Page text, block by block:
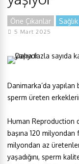
Öne Çıkanlar Sağlık
5 Mart 2025
Danimarka’da
sperm üreten
Human Reproduction
başına 120
milyondan az
yaşadığını, sperm